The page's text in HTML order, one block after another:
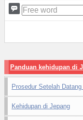
Panduan kehidupan di
Prosedur Setelah
Kehidupan di Jepang